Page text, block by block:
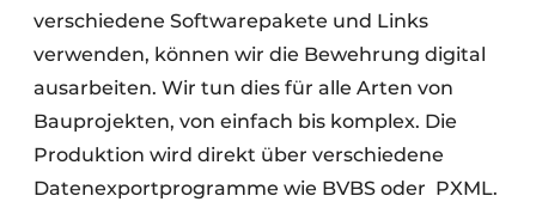
verschiedene Softwarepakete und Links
verwenden, können wir die Bewehrung digital
ausarbeiten. Wir tun dies für alle Arten von
Bauprojekten, von einfach bis komplex. Die
Produktion wird direkt über verschiedene
Datenexportprogramme wie BVBS oder PXML.